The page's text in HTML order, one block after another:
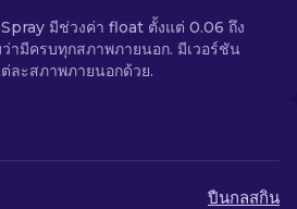
มีช่วงค่า float ตั้งแต่ 0.06 ถึง
ามีครบทุกสภาพภายนอก. มีเวอร์ชัน
ละสภาพภายนอกด้วย.
ปืนกลสกิน